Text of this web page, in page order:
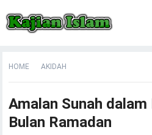
HOME AKIDAH
Amalan Sunah
Bulan Ramadan